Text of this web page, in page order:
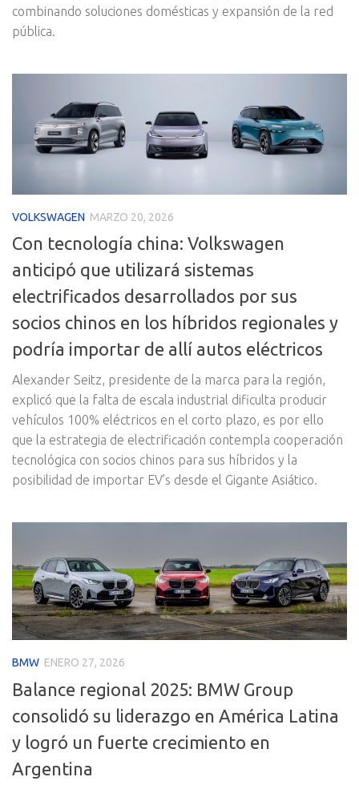
combinando soluciones domésticas y expansión de la red
pública.
VOLKSWAGEN MARZO 20, 2026
Con tecnología china: Volkswagen
anticipó que utilizará sistemas
electrificados desarrollados por sus
socios chinos en los híbridos regionales y
podría importar de allí autos eléctricos
Alexander Seitz, presidente de la marca para la región,
explicó que la falta de escala industrial dificulta producir
vehículos 100% eléctricos en el corto plazo, es por ello
que la estrategia de electrificación contempla cooperación
tecnológica con socios chinos para sus híbridos y la
posibilidad de importar EV’s desde el Gigante Asiático.
BMW ENERO 27, 2026
Balance regional 2025: BMW Group
consolidó su liderazgo en América Latina
y logró un fuerte crecimiento en
Argentina